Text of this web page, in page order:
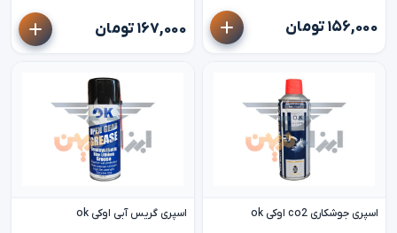
۱۵۶,۰۰۰ تومان ۱۶۷,۰۰۰ تومان
اسپری جوشکاری co2 اوکی ok اسپری گریس آبی اوکی ok